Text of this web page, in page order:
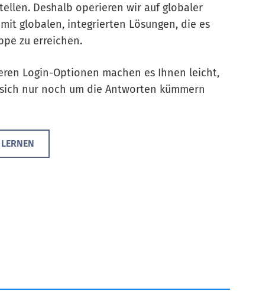
Deshalb operieren wir auf globaler
globalen, integrierten Lösungen, die es
zu erreichen.
Login-Optionen machen es Ihnen leicht,
nur noch um die Antworten kümmern